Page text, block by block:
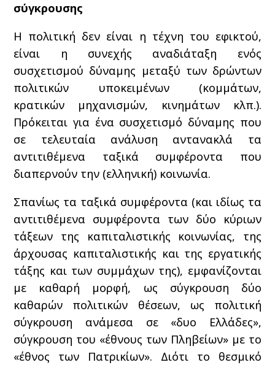
σύγκρουσης
Η πολιτική δεν είναι η τέχνη του εφικτού,
είναι η συνεχής αναδιάταξη ενός
συσχετισμού δύναμης μεταξύ των δρώντων
πολιτικών υποκειμένων (κομμάτων,
κρατικών μηχανισμών, κινημάτων κλπ.).
Πρόκειται για ένα συσχετισμό δύναμης που
σε τελευταία ανάλυση αντανακλά τα
αντιτιθέμενα ταξικά συμφέροντα που
διαπερνούν την (ελληνική) κοινωνία.
Σπανίως τα ταξικά συμφέροντα (και ιδίως τα
αντιτιθέμενα συμφέροντα των δύο κύριων
τάξεων της καπιταλιστικής κοινωνίας, της
άρχουσας καπιταλιστικής και της εργατικής
τάξης και των συμμάχων της), εμφανίζονται
με καθαρή μορφή, ως σύγκρουση δύο
καθαρών πολιτικών θέσεων, ως πολιτική
σύγκρουση ανάμεσα σε «δυο Ελλάδες»,
σύγκρουση του «έθνους των Πληβείων» με το
«έθνος των Πατρικίων». Διότι το θεσμικό